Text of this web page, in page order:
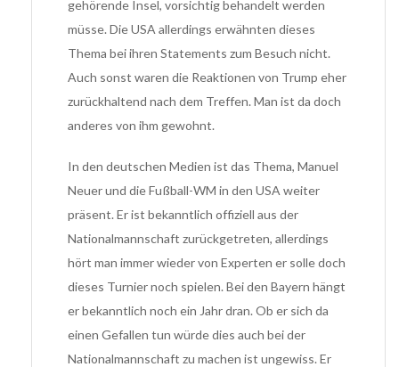
gehörende Insel, vorsichtig behandelt werden
müsse. Die USA allerdings erwähnten dieses
Thema bei ihren Statements zum Besuch nicht.
Auch sonst waren die Reaktionen von Trump eher
zurückhaltend nach dem Treffen. Man ist da doch
anderes von ihm gewohnt.
In den deutschen Medien ist das Thema, Manuel
Neuer und die Fußball-WM in den USA weiter
präsent. Er ist bekanntlich offiziell aus der
Nationalmannschaft zurückgetreten, allerdings
hört man immer wieder von Experten er solle doch
dieses Turnier noch spielen. Bei den Bayern hängt
er bekanntlich noch ein Jahr dran. Ob er sich da
einen Gefallen tun würde dies auch bei der
Nationalmannschaft zu machen ist ungewiss. Er